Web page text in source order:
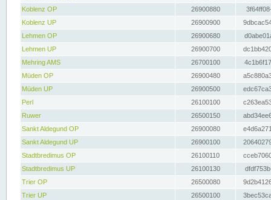
Koblenz OP
26900880
Koblenz UP
26900900
Lehmen OP
26900680
Lehmen UP
26900700
Mehring AMS
26700100
Müden OP
26900480
Müden UP
26900500
Perl
26100100
Ruwer
26500150
Sankt Aldegund OP
26900080
Sankt Aldegund UP
26900100
Stadtbredimus OP
26100110
Stadtbredimus UP
26100130
Trier OP
26500080
Trier UP
26500100